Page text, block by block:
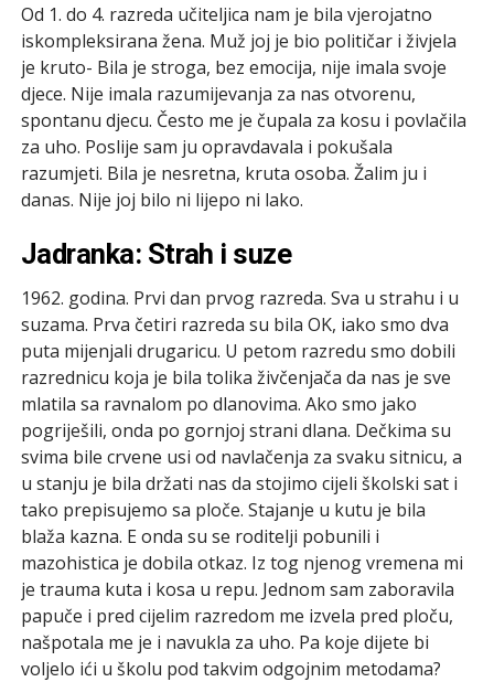
Od 1. do 4. razreda učiteljica nam je bila vjerojatno
iskompleksirana žena. Muž joj je bio političar i živjela
je kruto- Bila je stroga, bez emocija, nije imala svoje
djece. Nije imala razumijevanja za nas otvorenu,
spontanu djecu. Često me je čupala za kosu i povlačila
za uho. Poslije sam ju opravdavala i pokušala
razumjeti. Bila je nesretna, kruta osoba. Žalim ju i
danas. Nije joj bilo ni lijepo ni lako.
Jadranka: Strah i suze
1962. godina. Prvi dan prvog razreda. Sva u strahu i u
suzama. Prva četiri razreda su bila OK, iako smo dva
puta mijenjali drugaricu. U petom razredu smo dobili
razrednicu koja je bila tolika živčenjača da nas je sve
mlatila sa ravnalom po dlanovima. Ako smo jako
pogriješili, onda po gornjoj strani dlana. Dečkima su
svima bile crvene usi od navlačenja za svaku sitnicu, a
u stanju je bila držati nas da stojimo cijeli školski sat i
tako prepisujemo sa ploče. Stajanje u kutu je bila
blaža kazna. E onda su se roditelji pobunili i
mazohistica je dobila otkaz. Iz tog njenog vremena mi
je trauma kuta i kosa u repu. Jednom sam zaboravila
papuče i pred cijelim razredom me izvela pred ploču,
našpotala me je i navukla za uho. Pa koje dijete bi
voljelo ići u školu pod takvim odgojnim metodama?